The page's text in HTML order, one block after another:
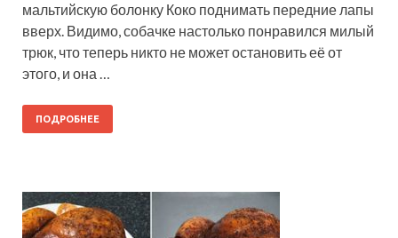
мальтийскую болонку Коко поднимать передние лапы
вверх. Видимо, собачке настолько понравился милый
трюк, что теперь никто не может остановить её от
этого, и она …
ПОДРОБНЕЕ